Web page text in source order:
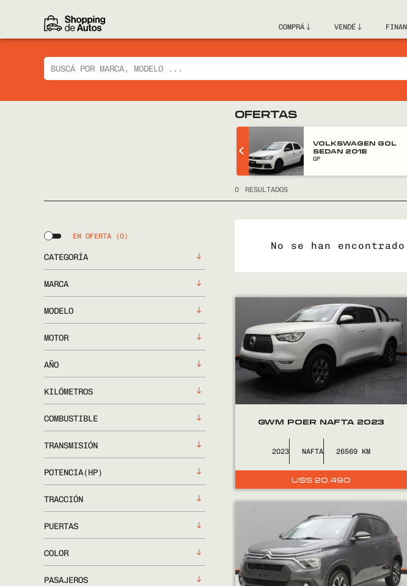
COMPRÁ VENDÉ
OFERTAS
VOLKSWAGEN GOL
SEDAN 2018
GP
0 RESULTADOS
EN OFERTA (0)
CATEGORÍA
MARCA
MODELO
MOTOR
AÑO
KILÓMETROS
COMBUSTIBLE
TRANSMISIÓN
POTENCIA(HP)
TRACCIÓN
PUERTAS
COLOR
PASAJEROS
No se han
GWM POER NAFTA 2023
2023 NAFTA 26569
U$S 20.490